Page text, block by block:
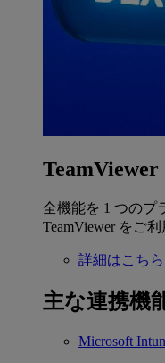
TeamViewer
全機能を 1 つのプ
TeamViewer をご利
詳細はこちら
主な連携機
Microsoft